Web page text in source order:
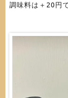
調味料は＋20円